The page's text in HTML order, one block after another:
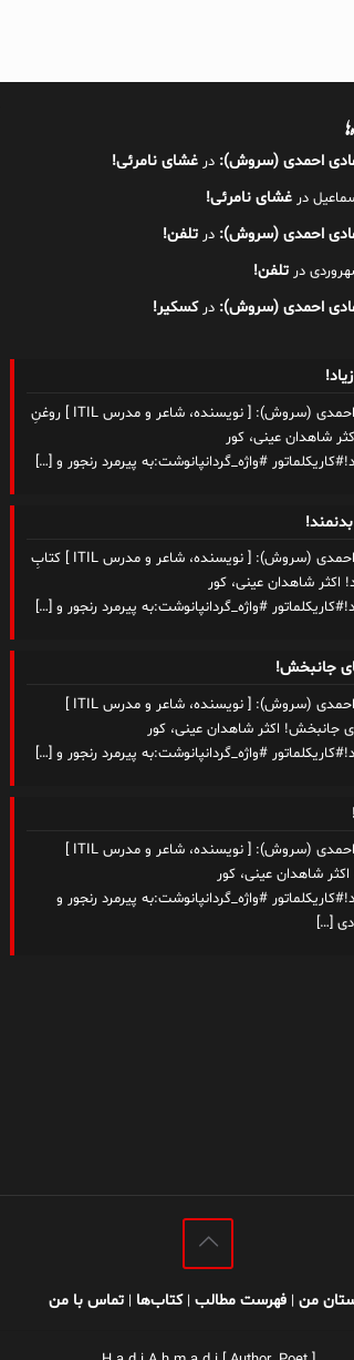
احمدی (سروش): درغشای نامرئی!
درغشای نامرئی!
احمدی (سروش): درتلفن!
درتلفن!
احمدی (سروش): درکسکیر!
هادی احمدی (سروش): [ نویسنده، شاعر و مدرس ITIL ] روغنِ
شاهدان عینی، کور
#واژه_گردانپانوشت:به پیرمرد رنجور و […]
هادی احمدی (سروش): [ نویسنده، شاعر و مدرس ITIL ] کتابِ
اکثر شاهدان عینی، کور
#واژه_گردانپانوشت:به پیرمرد رنجور و […]
جانبخش!
هادی احمدی (سروش): [ نویسنده، شاعر و مدرس ITIL ]
جانبخش! اکثر شاهدان عینی، کور
#واژه_گردانپانوشت:به پیرمرد رنجور و […]
هادی احمدی (سروش): [ نویسنده، شاعر و مدرس ITIL ]
اکثر شاهدان عینی، کور
#واژه_گردانپانوشت:به پیرمرد رنجور و
[…]
من |فهرست مطالب |کتاب‌ها |تماس با من